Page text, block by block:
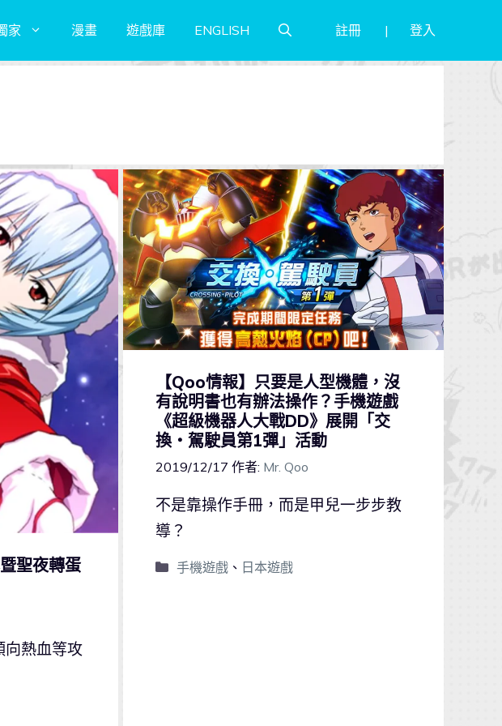
家 漫畫 遊戲庫 ENGLISH 註冊 登入
聖夜轉蛋
向熱血等攻
【Qoo情報】只要是人型機體，沒
有說明書也有辦法操作？手機遊戲
《超級機器人大戰DD》展開「交
換・駕駛員第1彈」活動
2019/12/17 作者: Mr. Qoo
不是靠操作手冊，而是甲兒一步步教
導？
手機遊戲、 日本遊戲